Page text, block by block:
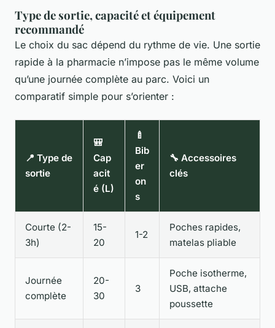
Type de sortie, capacité et équipement
recommandé
Le choix du sac dépend du rythme de vie. Une sortie
rapide à la pharmacie n’impose pas le même volume
qu’une journée complète au parc. Voici un
comparatif simple pour s’orienter :
📍 Type de
sortie
🎒
Cap
acit
é (L)
🍼
Bib
er
on
s
🔧 Accessoires
clés
Courte (2-
3h)
15-
20
1-2
Poches rapides,
matelas pliable
Journée
complète
20-
30
3
Poche isotherme,
USB, attache
poussette